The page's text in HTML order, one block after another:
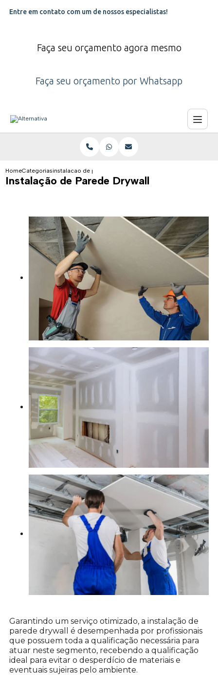
Entre em contato com um de nossos especialistas!
Faça seu orçamento agora mesmo
Faça seu orçamento por Whatsapp
HomeCategoriasinstalacao de parede drywall
Instalação de Parede Drywall
Garantindo um serviço otimizado, a instalação de
parede drywall é desempenhada por profissionais
que possuem toda a qualificação necessária para
atuar neste segmento, recebendo a qualificação
ideal para evitar o desperdício de materiais e
eventuais sujeiras pelo ambiente.